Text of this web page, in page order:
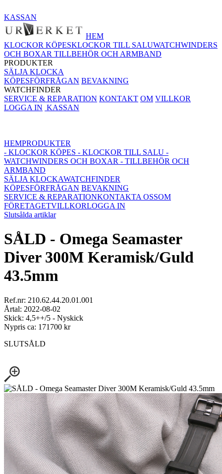
KASSAN
HEM
KLOCKOR KÖPESKLOCKOR TILL SALUWATCHWINDERS
OCH BOXAR TILLBEHÖR OCH ARMBAND
PRODUKTER
SÄLJA KLOCKA
KÖPESFÖRFRÅGAN BEVAKNING
WATCHFINDER
SERVICE & REPARATION KONTAKT OM VILLKOR
LOGGA IN KASSAN
HEMPRODUKTER
- KLOCKOR KÖPES - KLOCKOR TILL SALU -
WATCHWINDERS OCH BOXAR - TILLBEHÖR OCH
ARMBAND
SÄLJA KLOCKAWATCHFINDER
KÖPESFÖRFRÅGAN BEVAKNING
SERVICE & REPARATIONKONTAKTA OSSOM
FÖRETAGETVILLKORLOGGA IN
Slutsålda artiklar
SÅLD - Omega Seamaster
Diver 300M Keramisk/Guld
43.5mm
Ref.nr: 210.62.44.20.01.001
Årtal: 2022-08-02
Skick: 4,5++/5 - Nyskick
Nypris ca: 171700 kr
SLUTSÅLD